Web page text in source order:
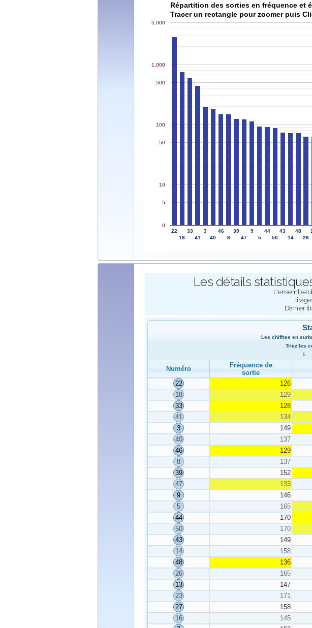
Répartition des sorties en fréquence et
Tracer un rectangle pour zoomer puis
22
18
33
41
3
40
46
8
39
47
9
5
44
50
43
14
48
26
0
5
10
50
100
500
1,000
5,000
Les détails
L'ensemble
Dernier
Les chiffres en
Triez les
Numéro
Fréquence de
sortie
22
126
18
129
33
128
41
134
3
149
40
137
46
129
8
137
39
152
47
133
9
146
5
165
44
170
50
170
43
149
14
158
48
136
26
165
13
147
23
171
27
158
16
145